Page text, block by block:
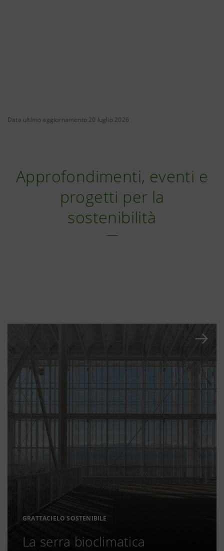
Data ultimo aggiornamento 20 luglio 2026
Approfondimenti, eventi e
progetti per la
sostenibilità
GRATTACIELO SOSTENIBILE
La serra bioclimatica